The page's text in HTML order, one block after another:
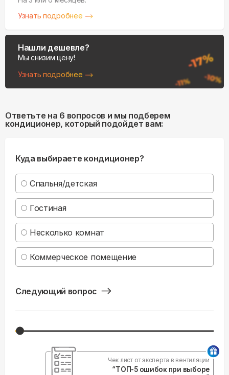
Узнать подробнее
Нашли дешевле?
Мы снизим цену!
Узнать подробнее
Ответьте на 6 вопросов и мы подберем
кондиционер, который подойдет вам:
Куда выбираете кондиционер?
Спальня/детская
Гостиная
Несколько комнат
Коммерческое помещение
Следующий вопрос
Чек лист от эксперта в вентиляции
“ТОП-5 ошибок при выборе